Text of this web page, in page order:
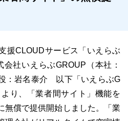
援CLOUDサービス「いえらぶ
社いえらぶGROUP（本社：
：岩名泰介 以下「いえらぶG
り、「業者間サイト」機能を
無償で提供開始しました。「業